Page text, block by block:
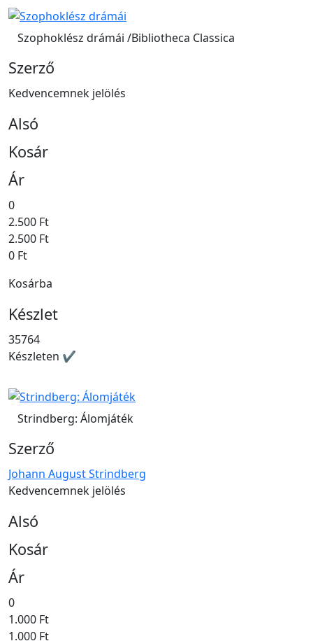
Szophoklész drámái /Bibliotheca Classica
Szerző
Kedvencemnek jelölés
Alsó
Kosár
Ár
0
2.500 Ft
2.500 Ft
0 Ft
Kosárba
Készlet
35764
Készleten ✔
Strindberg: Álomjáték
Szerző
Johann August Strindberg
Kedvencemnek jelölés
Alsó
Kosár
Ár
0
1.000 Ft
1.000 Ft